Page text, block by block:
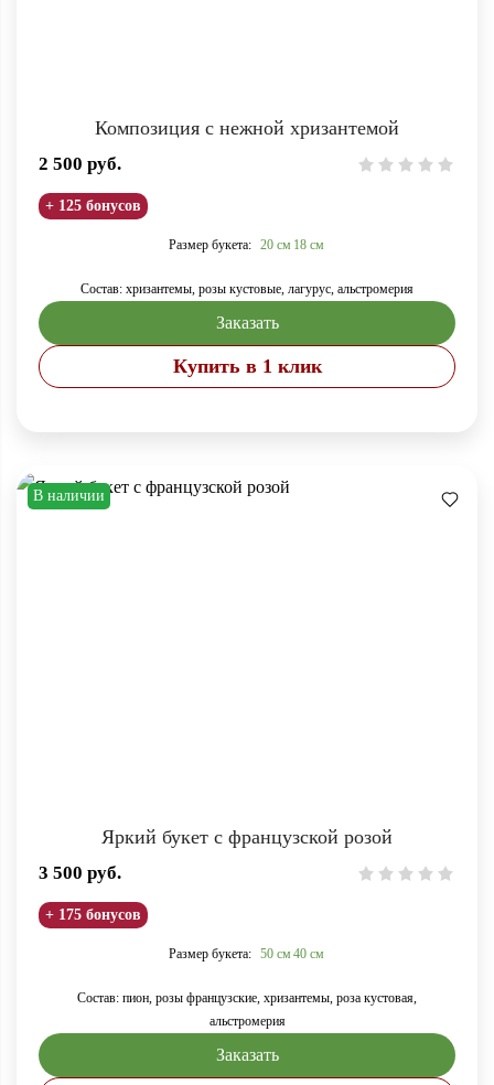
Композиция с нежной хризантемой
2 500 руб.
+ 125 бонусов
Размер букета: 20 см 18 см
Состав: хризантемы, розы кустовые, лагурус, альстромерия
Заказать
Купить в 1 клик
В наличии
Яркий букет с французской розой
3 500 руб.
+ 175 бонусов
Размер букета: 50 см 40 см
Состав: пион, розы французские, хризантемы, роза кустовая,
альстромерия
Заказать